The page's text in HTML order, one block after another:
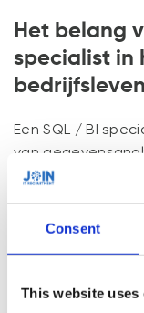
Consent
This website uses
Het belang
specialist in
bedrijfsleven
Een SQL / BI
van
verantwoordelijk
beheersystemen
schrijven van